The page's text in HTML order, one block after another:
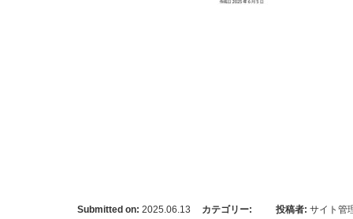
Submitted on: 2025.06.13 カテゴリー: 投稿者: サイト管